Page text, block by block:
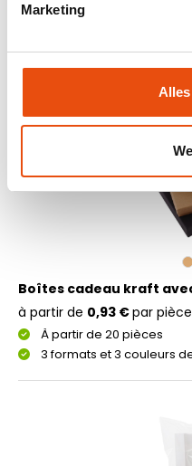
Marketing
Sacs à bouteilles en
À partir de 25 pièces
1 format et 1 couleur de
à partir de 2,27 €par pièce
Boîtes cadeau kraft
À partir de 20 pièces
3 formats et 3 couleurs
à partir de 0,93 €par pièce